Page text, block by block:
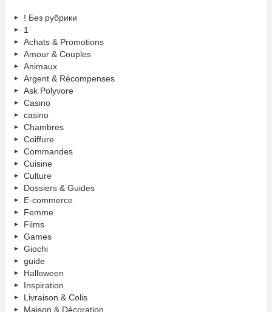
! Без рубрики
1
Achats & Promotions
Amour & Couples
Animaux
Argent & Récompenses
Ask Polyvore
Casino
casino
Chambres
Coiffure
Commandes
Cuisine
Culture
Dossiers & Guides
E-commerce
Femme
Films
Games
Giochi
guide
Halloween
Inspiration
Livraison & Colis
Maison & Décoration